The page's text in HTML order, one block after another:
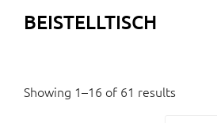
BEISTELLTISCH
Showing 1–16 of 61 results